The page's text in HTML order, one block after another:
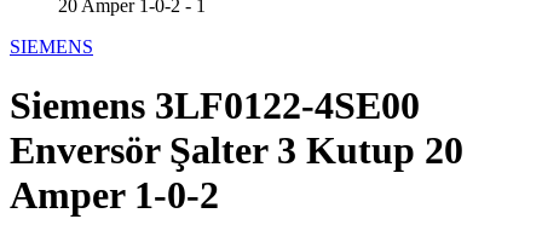
SIEMENS
Siemens 3LF0122-4SE00
Enversör Şalter 3 Kutup 20
Amper 1-0-2